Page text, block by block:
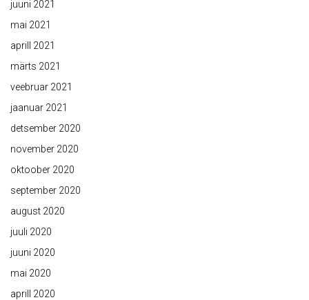
juuni 2021
mai 2021
aprill 2021
märts 2021
veebruar 2021
jaanuar 2021
detsember 2020
november 2020
oktoober 2020
september 2020
august 2020
juuli 2020
juuni 2020
mai 2020
aprill 2020